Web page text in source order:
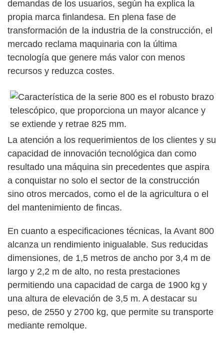
demandas de los usuarios, según ha explica la
propia marca finlandesa. En plena fase de
transformación de la industria de la construcción, el
mercado reclama maquinaria con la última
tecnología que genere más valor con menos
recursos y reduzca costes.
La atención a los requerimientos de los clientes y su
capacidad de innovación tecnológica dan como
resultado una máquina sin precedentes que aspira
a conquistar no solo el sector de la construcción
sino otros mercados, como el de la agricultura o el
del mantenimiento de fincas.
En cuanto a especificaciones técnicas, la Avant 800
alcanza un rendimiento inigualable. Sus reducidas
dimensiones, de 1,5 metros de ancho por 3,4 m de
largo y 2,2 m de alto, no resta prestaciones
permitiendo una capacidad de carga de 1900 kg y
una altura de elevación de 3,5 m. A destacar su
peso, de 2550 y 2700 kg, que permite su transporte
mediante remolque.